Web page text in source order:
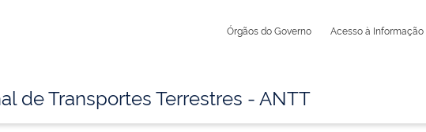
Órgãos do Governo Acesso à Informação
de Transportes Terrestres - ANTT